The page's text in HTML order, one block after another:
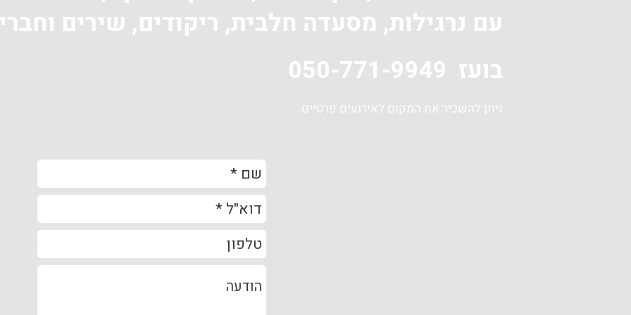
עם נרגילות, מסעדה חלבית, ריקודים, שירים
בועז 050-771-9949
ניתן להשכיר את המקום לאירועים פרטיים